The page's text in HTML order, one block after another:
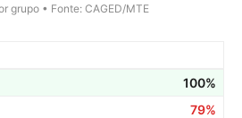
grupo • Fonte: CAGED/MTE
100%
79%